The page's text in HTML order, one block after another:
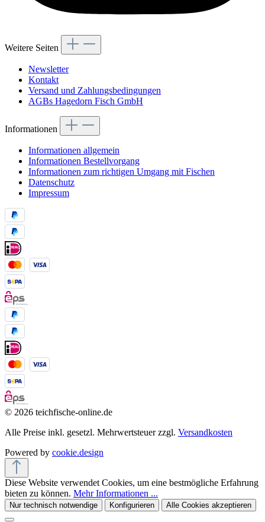
Weitere Seiten
Newsletter
Kontakt
Versand und Zahlungsbedingungen
AGBs Hagedorn Fisch GmbH
Informationen
Informationen allgemein
Informationen Bestellvorgang
Informationen zum richtigen Umgang mit Fischen
Datenschutz
Impressum
© 2026 teichfische-online.de
Alle Preise inkl. gesetzl. Mehrwertsteuer zzgl. Versandkosten
Powered by cookie.design
Diese Website verwendet Cookies, um eine bestmögliche Erfahrung
bieten zu können. Mehr Informationen ...
Nur technisch notwendige Konfigurieren Alle Cookies akzeptieren